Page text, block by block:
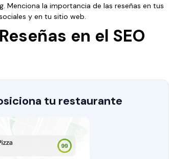
Menciona la importancia de las reseñas en tus
y en tu sitio web.
en el SEO
tu restaurante